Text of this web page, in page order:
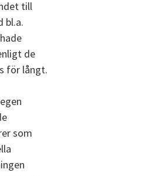
till
bl.a.
de
för långt.
som